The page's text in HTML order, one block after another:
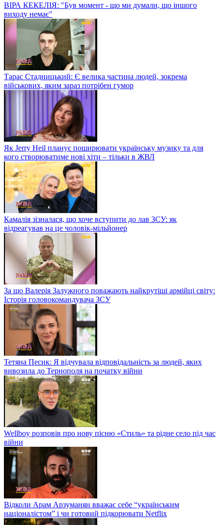
ВІРА КЕКЕЛІЯ: "Був момент - що ми думали, що іншого
виходу немає"
Тарас Стадницький: Є велика частина людей, зокрема
військових, яким зараз потрібен гумор
Як Jerry Heil планує поширювати українську музику та для
кого створюватиме нові хіти – тільки в ЖВЛ
Камалія зізналася, що хоче вступити до лав ЗСУ: як
відреагував на це чоловік-мільйонер
За що Валерія Залужного поважають найкрутіші армійці світу:
Історія головокомандувача ЗСУ
Тетяна Песик: Я відчувала відповідальність за людей, яких
вивозила до Тернополя на початку війни
Wellboy розповів про нову пісню «Стиль» та рідне село під час
війни
Відколи Арам Арзуманян вважає себе “українським
націоналістом” і чи готовий підкорювати Netflix